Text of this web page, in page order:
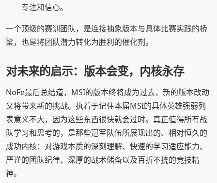
专注和信心。
一个顶级的赛训团队，是连接抽象版本与具体比赛实践的桥
梁，也是将团队潜力转化为胜利的催化剂。
对未来的启示：版本会变，内核永存
NoFe最后总结道，MSI的版本终将成为过去，新的版本改动
又将带来新的挑战。执着于记住本届MSI的具体英雄强弱列
表意义不大，因为这些东西很快就会过时。真正值得所有战
队学习和思考的，是那些冠军队伍所展现出的、相对恒久的
成功内核：对游戏本质的深刻理解、快速的学习适应能力、
严谨的团队纪律、深厚的战术储备以及百折不挠的竞技精
神。